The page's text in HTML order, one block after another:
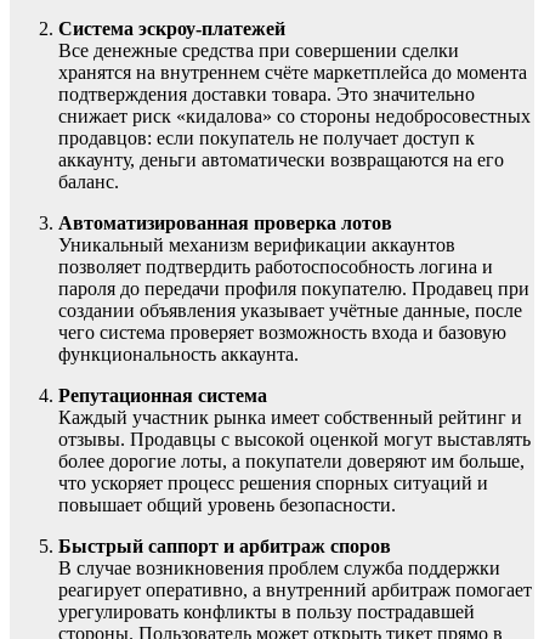
Система эскроу-платежей
Все денежные средства при совершении сделки
хранятся на внутреннем счёте маркетплейса до момента
подтверждения доставки товара. Это значительно
снижает риск «кидалова» со стороны недобросовестных
продавцов: если покупатель не получает доступ к
аккаунту, деньги автоматически возвращаются на его
баланс.
Автоматизированная проверка лотов
Уникальный механизм верификации аккаунтов
позволяет подтвердить работоспособность логина и
пароля до передачи профиля покупателю. Продавец при
создании объявления указывает учётные данные, после
чего система проверяет возможность входа и базовую
функциональность аккаунта.
Репутационная система
Каждый участник рынка имеет собственный рейтинг и
отзывы. Продавцы с высокой оценкой могут выставлять
более дорогие лоты, а покупатели доверяют им больше,
что ускоряет процесс решения спорных ситуаций и
повышает общий уровень безопасности.
Быстрый саппорт и арбитраж споров
В случае возникновения проблем служба поддержки
реагирует оперативно, а внутренний арбитраж помогает
урегулировать конфликты в пользу пострадавшей
стороны. Пользователь может открыть тикет прямо в